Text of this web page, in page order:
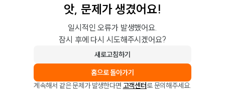
앗, 문제가 생겼어요!
일시적인 오류가 발생했어요.
잠시 후에 다시 시도해주시겠어요?
새로고침하기
홈으로 돌아가기
계속해서 같은 문제가 발생한다면 고객센터로 문의해주세요.